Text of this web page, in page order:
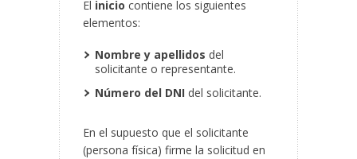
El inicio contiene los siguientes
elementos:
Nombre y apellidos del
solicitante o representante.
Número del DNI del solicitante.
En el supuesto que el solicitante
(persona física) firme la solicitud en